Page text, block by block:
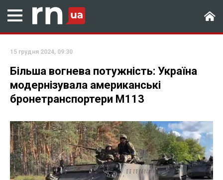
15 грудня 2024, 09:30
Більша вогнева потужність: Україна
модернізувала американські
бронетранспортери М113